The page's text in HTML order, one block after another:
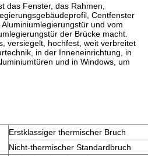
das Fenster, das Rahmen,
Centfenster
und vom
der Brücke macht.
versiegelt, hochfest, weit verbreitet
in der Inneneinrichtung, in
und in Windows, um
Erstklassiger thermischer Bruch
Nicht-thermischer Standardbruch